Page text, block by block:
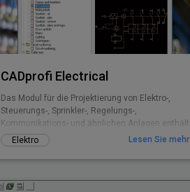
CADprofi Electrical
Das Modul für die Projektierung von Elektro-,
Steuerungs-, Sprinkler-, Regelungs-,
Kommunikations- und ähnlichen Anlagen enthält
komplette Symbolbibliotheken für Starkstrom,
Schwachstrom und Signalanlagen. Damit lassen
sich sowohl Grundrisse als auch
Umfangreiche Funktionen zum Erleichtern der
Elektro Lesen Sie mehr